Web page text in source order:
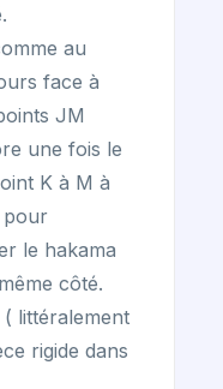
au
face à
JM
une fois le
K à M à
pour
le hakama
côté.
littéralement
rigide dans